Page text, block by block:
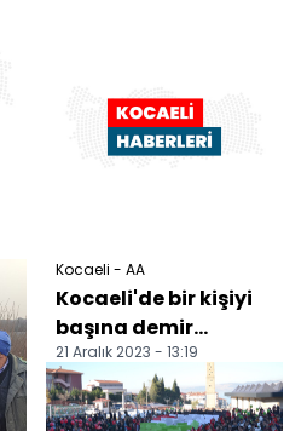
Kocaeli - AA
Kocaeli'de bir kişiyi
başına demir
çubukla vurarak
öldüren sanık hakim
karş...
21 Aralık 2023 - 13:19